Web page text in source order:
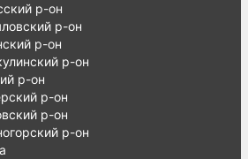
р-он
р-он
р-он
р-он
р-он
р-он
р-он
р-он